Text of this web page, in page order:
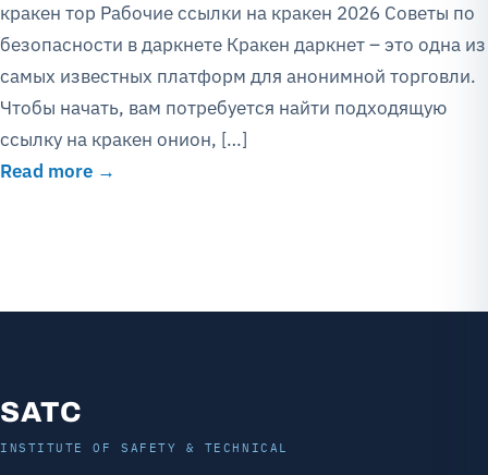
кракен тор Рабочие ссылки на кракен 2026 Советы по
безопасности в даркнете Кракен даркнет – это одна из
самых известных платформ для анонимной торговли.
Чтобы начать, вам потребуется найти подходящую
ссылку на кракен онион, […]
Read more →
SATC
INSTITUTE OF SAFETY & TECHNICAL